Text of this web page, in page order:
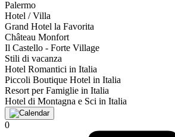
Palermo
Hotel / Villa
Grand Hotel la Favorita
Château Monfort
Il Castello - Forte Village
Stili di vacanza
Hotel Romantici in Italia
Piccoli Boutique Hotel in Italia
Resort per Famiglie in Italia
Hotel di Montagna e Sci in Italia
0